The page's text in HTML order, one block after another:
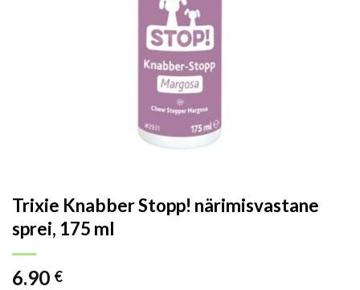
Trixie Knabber Stopp! närimisvastane
sprei, 175 ml
6.90 €